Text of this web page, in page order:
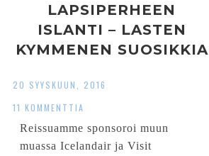
LAPSIPERHEEN
ISLANTI – LASTEN
KYMMENEN SUOSIKKIA
20 SYYSKUUN, 2016
11 KOMMENTTIA
Reissuamme sponsoroi muun
muassa Icelandair ja Visit